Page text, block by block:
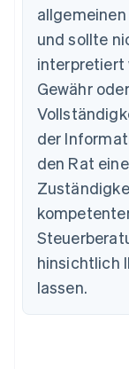
und sollte
interpretiert
Gewähr
der
den Rat
hinsichtlich
lassen.
Australien
Belgien
Nederlands
Brasilien
Português
Bulgarien
English
English
Deutsch
Estland
English
Finnland